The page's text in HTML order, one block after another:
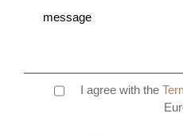
I agree with the